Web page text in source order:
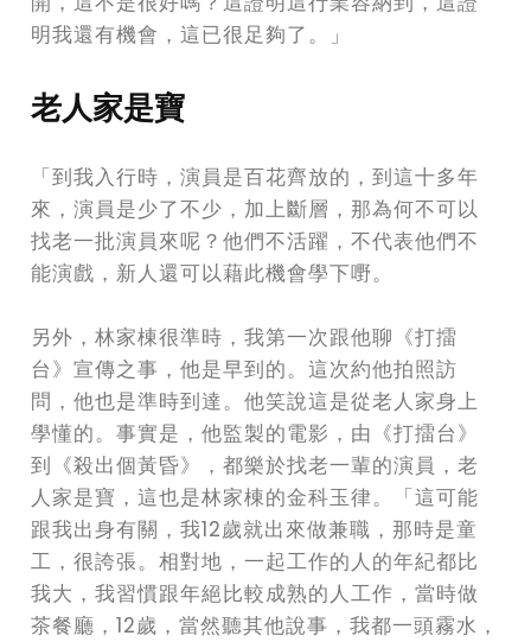
明我還有機會，這已很足夠了。」
老人家是寶
「到我入行時，演員是百花齊放的，到這十多年
來，演員是少了不少，加上斷層，那為何不可以
找老一批演員來呢？他們不活躍，不代表他們不
能演戲，新人還可以藉此機會學下嘢。
另外，林家棟很準時，我第一次跟他聊《打擂
台》宣傳之事，他是早到的。這次約他拍照訪
問，他也是準時到達。他笑說這是從老人家身上
學懂的。事實是，他監製的電影，由《打擂台》
到《殺出個黃昏》，都樂於找老一輩的演員，老
人家是寶，這也是林家棟的金科玉律。「這可能
跟我出身有關，我12歲就出來做兼職，那時是童
工，很誇張。相對地，一起工作的人的年紀都比
我大，我習慣跟年絕比較成熟的人工作，當時做
茶餐廳，12歲，當然聽其他說事，我都一頭霧水，